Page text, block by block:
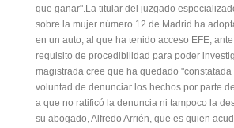
que ganar".La titular del juzgado
sobre la mujer número 12 de Madrid ha
en un auto, al que ha tenido acceso EFE, ante
requisito de procedibilidad para poder
magistrada cree que ha quedado
voluntad de denunciar los hechos por parte
a que no ratificó la denuncia ni tampoco la
su abogado, Alfredo Arrién, que es quien